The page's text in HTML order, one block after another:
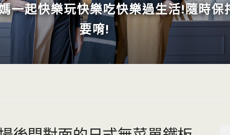
一起快樂玩快樂吃快樂過生活!隨時保
要唷!